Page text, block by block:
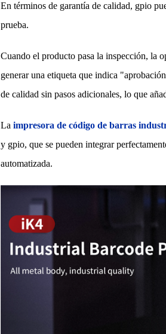
En términos de garantía de calidad, gpio
prueba.
Cuando el producto pasa la inspección, la
generar una etiqueta que indica
de calidad sin pasos adicionales, lo que
Laimpresora de código de barras
y gpio, que se pueden integrar
automatizada.